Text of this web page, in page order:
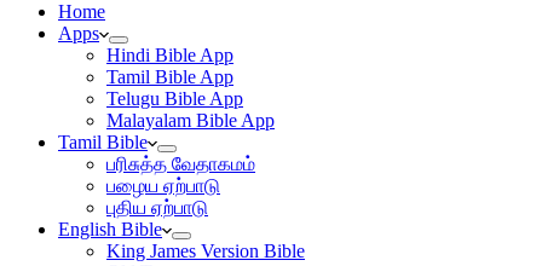
Home
Apps
Hindi Bible App
Tamil Bible App
Telugu Bible App
Malayalam Bible App
Tamil Bible
பரிசுத்த வேதாகமம்
பழைய ஏற்பாடு
புதிய ஏற்பாடு
English Bible
King James Version Bible